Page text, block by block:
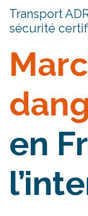
Transport
sécurité
en